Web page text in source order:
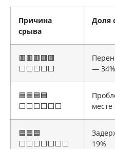
Причина
срыва
Доля
🟥🟥🟥🟥🟥
⬜⬜⬜⬜⬜
— 34%
🟦🟦🟦🟦
⬜⬜⬜⬜⬜⬜
🟦🟦🟦
⬜⬜⬜⬜⬜⬜⬜
19%